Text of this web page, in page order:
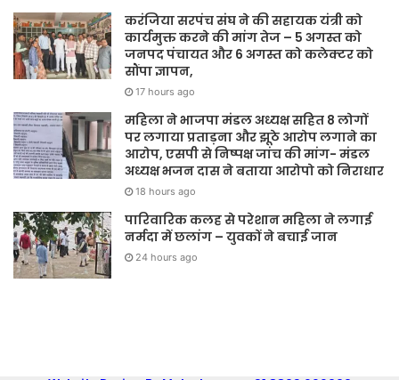
करंजिया सरपंच संघ ने की सहायक यंत्री को
कार्यमुक्त करने की मांग तेज – 5 अगस्त को
जनपद पंचायत और 6 अगस्त को कलेक्टर को
सौंपा ज्ञापन,
17 hours ago
महिला ने भाजपा मंडल अध्यक्ष सहित 8 लोगों
पर लगाया प्रताड़ना और झूठे आरोप लगाने का
आरोप, एसपी से निष्पक्ष जांच की मांग- मंडल
अध्यक्ष भजन दास ने बताया आरोपो को निराधार
18 hours ago
पारिवारिक कलह से परेशान महिला ने लगाई
नर्मदा में छलांग – युवकों ने बचाई जान
24 hours ago